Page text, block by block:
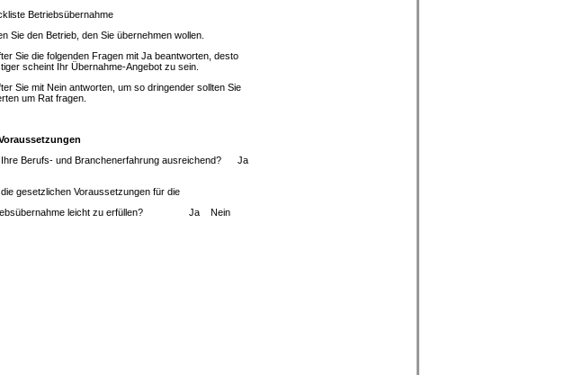
Betriebsübernahme
Sie den Betrieb, den Sie übernehmen wollen.
Sie die folgenden Fragen mit Ja beantworten, desto
scheint Ihr Übernahme-Angebot zu sein.
Sie mit Nein antworten, um so dringender sollten Sie
um Rat fragen.
Ihre Berufs- und Branchenerfahrung ausreichend? Ja
gesetzlichen Voraussetzungen für die
leicht zu erfüllen? Ja Nein